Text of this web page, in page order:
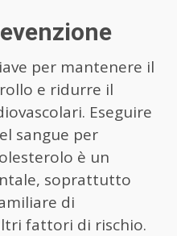
per mantenere il
e ridurre il
Eseguire
sangue per
è un
soprattutto
di
fattori di rischio.